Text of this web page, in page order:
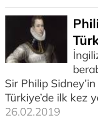
Sir Philip
Türkiye’de ilk kez
26.02.2019